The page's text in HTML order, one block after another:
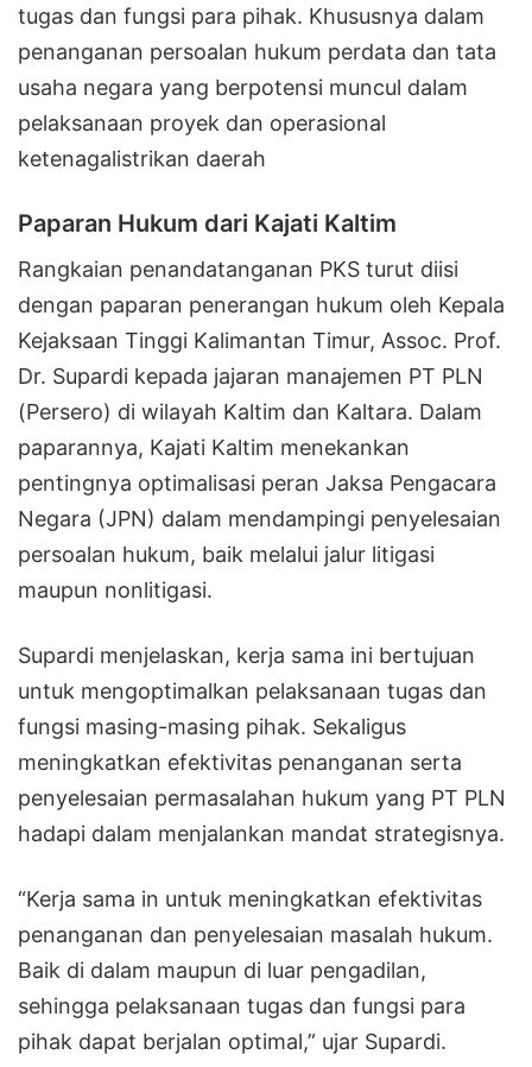
tugas dan fungsi para pihak. Khususnya dalam
penanganan persoalan hukum perdata dan tata
usaha negara yang berpotensi muncul dalam
pelaksanaan proyek dan operasional
ketenagalistrikan daerah
Paparan Hukum dari Kajati Kaltim
Rangkaian penandatanganan PKS turut diisi
dengan paparan penerangan hukum oleh Kepala
Kejaksaan Tinggi Kalimantan Timur, Assoc. Prof.
Dr. Supardi kepada jajaran manajemen PT PLN
(Persero) di wilayah Kaltim dan Kaltara. Dalam
paparannya, Kajati Kaltim menekankan
pentingnya optimalisasi peran Jaksa Pengacara
Negara (JPN) dalam mendampingi penyelesaian
persoalan hukum, baik melalui jalur litigasi
maupun nonlitigasi.
Supardi menjelaskan, kerja sama ini bertujuan
untuk mengoptimalkan pelaksanaan tugas dan
fungsi masing-masing pihak. Sekaligus
meningkatkan efektivitas penanganan serta
penyelesaian permasalahan hukum yang PT PLN
hadapi dalam menjalankan mandat strategisnya.
“Kerja sama in untuk meningkatkan efektivitas
penanganan dan penyelesaian masalah hukum.
Baik di dalam maupun di luar pengadilan,
sehingga pelaksanaan tugas dan fungsi para
pihak dapat berjalan optimal,” ujar Supardi.